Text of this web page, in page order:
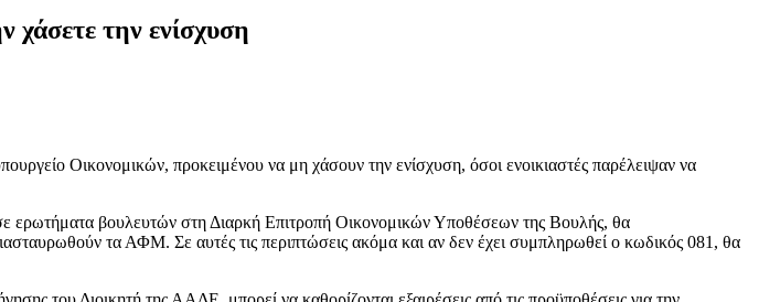
χάσετε την ενίσχυση
Οικονομικών, προκειμένου να μη χάσουν την ενίσχυση, όσοι ενοικιαστές παρέλειψαν να
ερωτήματα βουλευτών στη Διαρκή Επιτροπή Οικονομικών Υποθέσεων της Βουλής, θα
τα ΑΦΜ. Σε αυτές τις περιπτώσεις ακόμα και αν δεν έχει συμπληρωθεί ο κωδικός 081, θα